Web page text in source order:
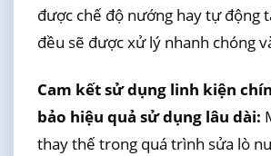
được chế độ nướng hay tự động
đều sẽ được xử lý nhanh chóng
Cam kết sử dụng linh kiện
bảo hiệu quả sử dụng lâu dài:
thay thế trong quá trình sửa lò